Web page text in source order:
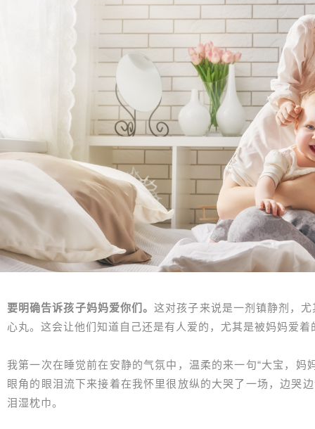
要明确告诉孩子妈妈爱你们。这对孩子来说是一剂镇静剂，
心丸。这会让他们知道自己还是有人爱的，尤其是被妈妈爱着
我第一次在睡觉前在安静的气氛中，温柔的来一句“大宝，妈
眼角的眼泪流下来接着在我怀里很放纵的大哭了一场，边哭
泪湿枕巾。